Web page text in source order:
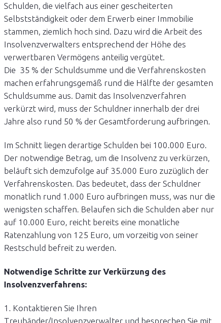
Schulden, die vielfach aus einer gescheiterten
Selbstständigkeit oder dem Erwerb einer Immobilie
stammen, ziemlich hoch sind. Dazu wird die Arbeit des
Insolvenzverwalters entsprechend der Höhe des
verwertbaren Vermögens anteilig vergütet.
Die 35 % der Schuldsumme und die Verfahrenskosten
machen erfahrungsgemäß rund die Hälfte der gesamten
Schuldsumme aus. Damit das Insolvenzverfahren
verkürzt wird, muss der Schuldner innerhalb der drei
Jahre also rund 50 % der Gesamtforderung aufbringen.
Im Schnitt liegen derartige Schulden bei 100.000 Euro.
Der notwendige Betrag, um die Insolvenz zu verkürzen,
beläuft sich demzufolge auf 35.000 Euro zuzüglich der
Verfahrenskosten. Das bedeutet, dass der Schuldner
monatlich rund 1.000 Euro aufbringen muss, was nur die
wenigsten schaffen. Belaufen sich die Schulden aber nur
auf 10.000 Euro, reicht bereits eine monatliche
Ratenzahlung von 125 Euro, um vorzeitig von seiner
Restschuld befreit zu werden.
Notwendige Schritte zur Verkürzung des
Insolvenzverfahrens:
1. Kontaktieren Sie Ihren
Treuhänder/Insolvenzverwalter und besprechen Sie mit